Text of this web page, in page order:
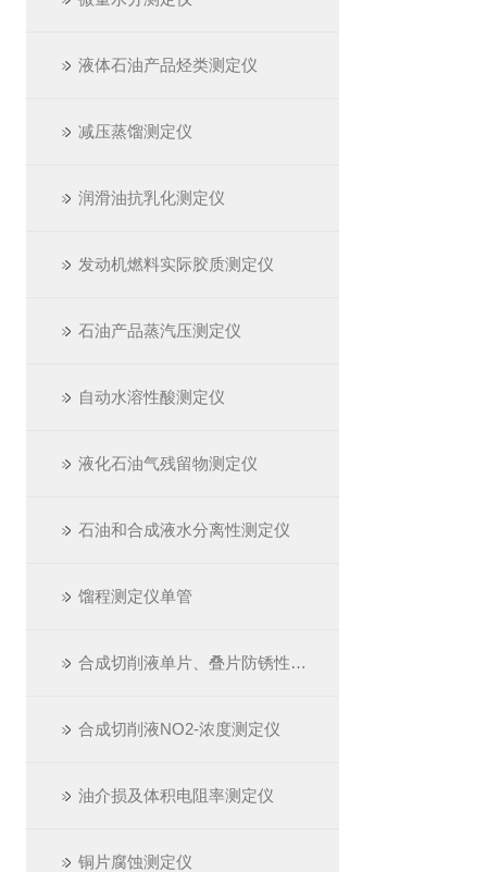
液体石油产品烃类测定仪
减压蒸馏测定仪
润滑油抗乳化测定仪
发动机燃料实际胶质测定仪
石油产品蒸汽压测定仪
自动水溶性酸测定仪
液化石油气残留物测定仪
石油和合成液水分离性测定仪
馏程测定仪单管
合成切削液单片、叠片防锈性测定仪
合成切削液NO2-浓度测定仪
油介损及体积电阻率测定仪
铜片腐蚀测定仪